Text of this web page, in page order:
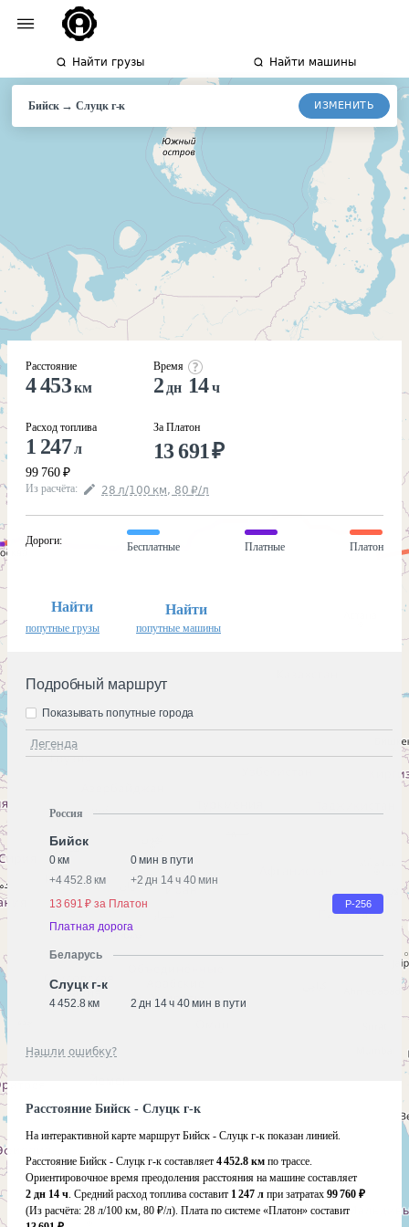
Найти грузы Найти машины
Бийск→Слуцк г-к ИЗМЕНИТЬ
Расстояние
4 453км
Расход топлива
1 247л
99 760 ₽
Время
2 дн 14ч
За Платон
13 691₽
Из расчёта: 28 л/100 км, 80 ₽/л
Дороги:
Бесплатные Платные Платон
Найти
попутные грузы
Найти
попутные машины
Подробный маршрут
Легенда
Показывать попутные города
Россия
Бийск
0 км
0 мин в пути
+4 452.8 км +2 дн 14 ч 40 мин
13 691 ₽ за Платон
Р-256
Платная дорога
Беларусь
Слуцк г-к
4 452.8 км 2 дн 14 ч 40 мин в пути
Нашли ошибку?
Расстояние Бийск - Слуцк г-к
На интерактивной карте маршрут Бийск - Слуцк г-к показан линией.
Расстояние Бийск - Слуцк г-к составляет 4 452.8 км по трассе.
Ориентировочное время преодоления расстояния на машине составляет
2 дн 14 ч. Средний расход топлива составит 1 247 л при затратах 99 760 ₽
(Из расчёта: 28 л/100 км, 80 ₽/л). Плата по системе «Платон» составит